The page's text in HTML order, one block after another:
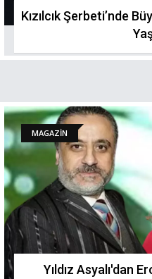
Kızılcık Şerbeti’nde
MAGAZİN
Yıldız Asyalı'dan